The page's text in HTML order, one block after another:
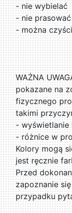
- nie wybielać
- nie prasować
- można
WAŻNA
pokazane na
fizycznego
takimi
- wyświetlanie
- różnice w
Kolory mogą
jest ręcznie
Przed
zapoznanie
przypadku